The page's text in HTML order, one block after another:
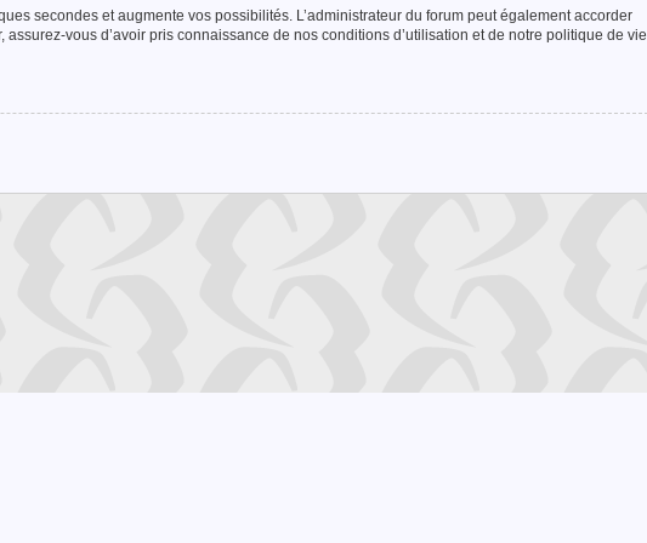
secondes et augmente vos possibilités. L’administrateur du forum peut également accorder
vous d’avoir pris connaissance de nos conditions d’utilisation et de notre politique de vie